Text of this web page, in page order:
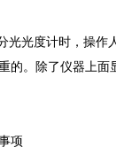
度计时，操作人
的。除了仪器上
项